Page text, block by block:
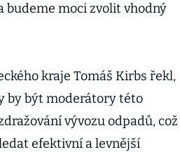
budeme moci zvolit vhodný
kraje Tomáš Kirbs řekl,
by být moderátory této
vývozu odpadů, což
efektivní a levnější